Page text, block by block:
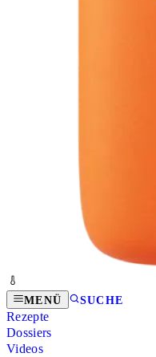
MENÜ SUCHE
Rezepte
Dossiers
Videos